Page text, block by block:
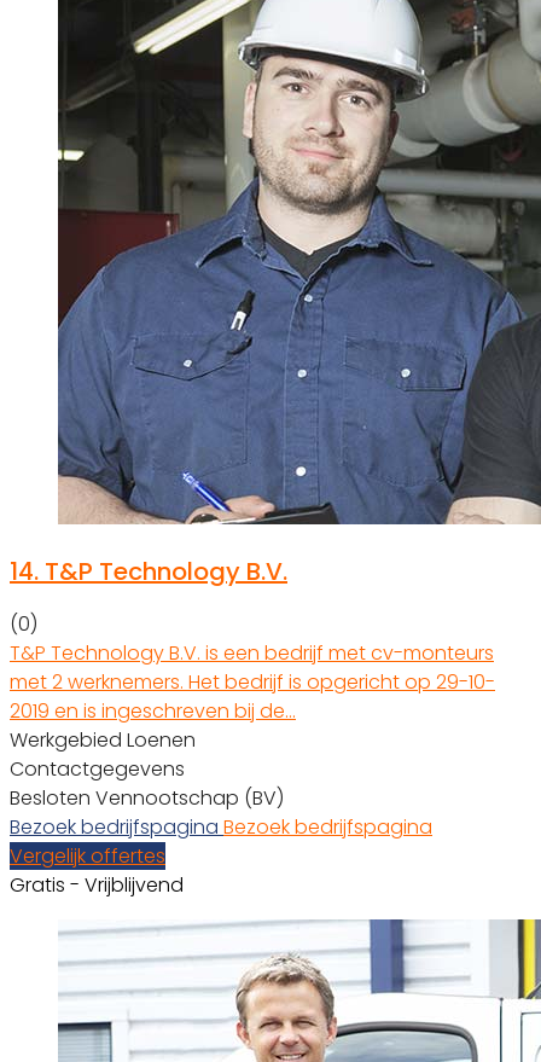
14. T&P Technology B.V.
(0)
T&P Technology B.V. is een bedrijf met cv-monteurs
met 2 werknemers. Het bedrijf is opgericht op 29-10-
2019 en is ingeschreven bij de…
Werkgebied Loenen
Contactgegevens
Besloten Vennootschap (BV)
Bezoek bedrijfspagina Bezoek bedrijfspagina
Vergelijk offertes
Gratis - Vrijblijvend